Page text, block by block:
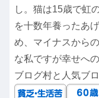
し。猫は15歳で虹
を十数年養ったあ
め、マイナスから
な私ですが幸せへ
ブログ村と人気ブ